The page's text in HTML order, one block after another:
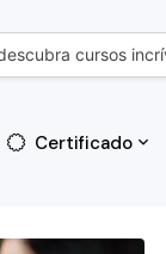
Certificado